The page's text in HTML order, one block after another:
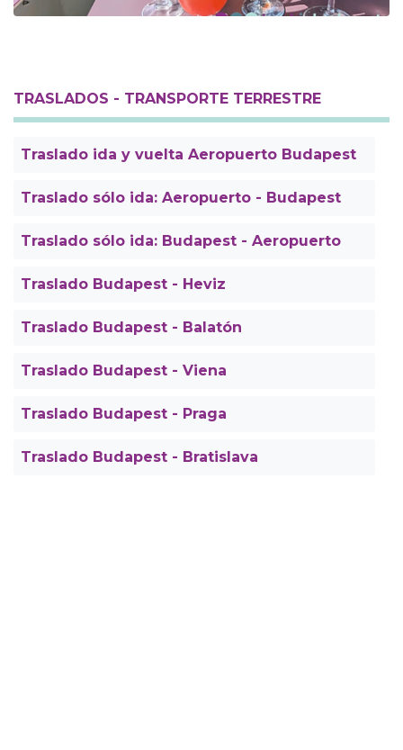
TRASLADOS - TRANSPORTE TERRESTRE
Traslado ida y vuelta Aeropuerto Budapest
Traslado sólo ida: Aeropuerto - Budapest
Traslado sólo ida: Budapest - Aeropuerto
Traslado Budapest - Heviz
Traslado Budapest - Balatón
Traslado Budapest - Viena
Traslado Budapest - Praga
Traslado Budapest - Bratislava